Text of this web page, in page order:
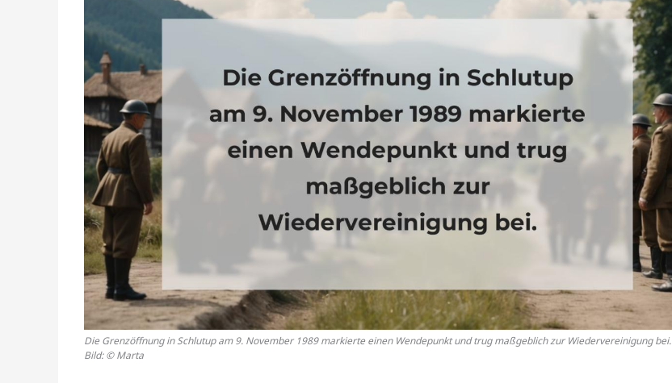
Die Grenzöffnung in Schlutup am 9. November 1989 markierte einen Wendepunkt und trug maßgeblich zur Wiedervereinigung bei.
Bild: © Marta